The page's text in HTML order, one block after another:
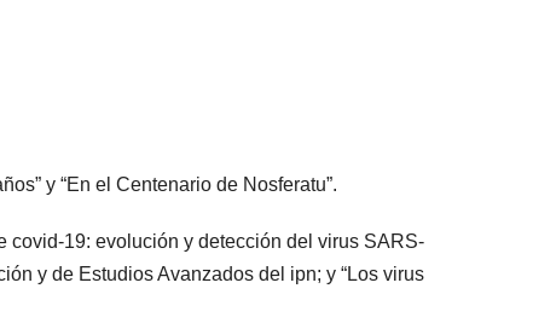
y “En el Centenario de Nosferatu”.
covid-19: evolución y detección del virus SARS-
y de Estudios Avanzados del ipn; y “Los virus